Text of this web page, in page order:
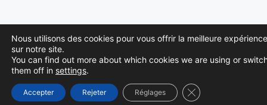
Nous utilisons des cookies pour vous offrir la meilleure expérience
sur notre site.
You can find out more about which cookies we are using or
them off in settings.
Accepter Rejeter Réglages Fermer la bannière